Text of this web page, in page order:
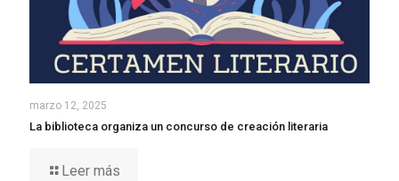
marzo 12, 2025
La biblioteca organiza un concurso de creación literaria
Leer más